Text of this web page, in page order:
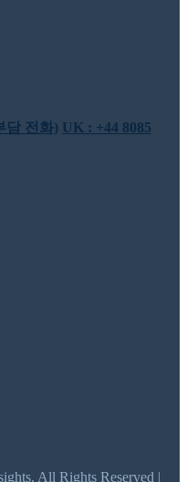
담 전화) UK : +44 8085
All Rights Reserved |